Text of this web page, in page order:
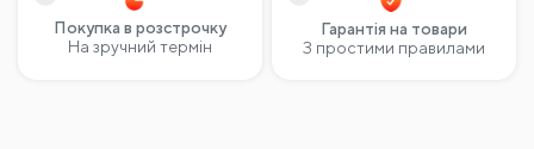
Покупка в розстрочку
На зручний термін
Гарантія на товари
З простими правилами